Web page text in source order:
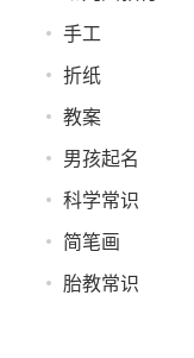
手工
折纸
教案
男孩起名
科学常识
简笔画
胎教常识